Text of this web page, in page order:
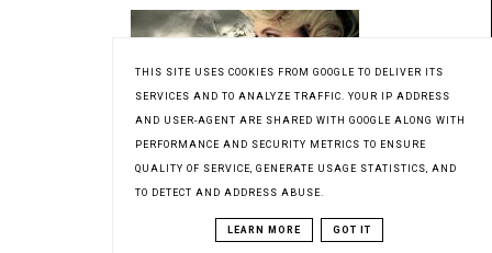
THIS SITE USES COOKIES FROM GOOGLE TO DELIVER ITS
SERVICES AND TO ANALYZE TRAFFIC. YOUR IP ADDRESS
AND USER-AGENT ARE SHARED WITH GOOGLE ALONG WITH
PERFORMANCE AND SECURITY METRICS TO ENSURE
QUALITY OF SERVICE, GENERATE USAGE STATISTICS, AND
TO DETECT AND ADDRESS ABUSE.
LEARN MORE GOT IT